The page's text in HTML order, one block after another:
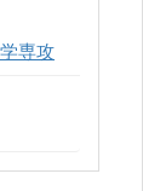
専攻